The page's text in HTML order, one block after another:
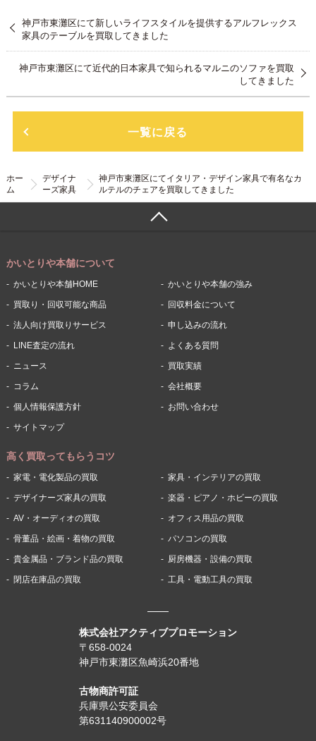
神戸市東灘区にて新しいライフスタイルを提供するアルフレックス
家具のテーブルを買取してきました
神戸市東灘区にて近代的日本家具で知られるマルニのソファを買取
してきました
一覧に戻る
ホー
ム
デザイナ
ーズ家具
神戸市東灘区にてイタリア・デザイン家具で有名なカ
ルテルのチェアを買取してきました
株式会社アクティブプロモーション
〒658-0024
神戸市東灘区魚崎浜20番地
古物商許可証
兵庫県公安委員会
第631140900002号
かいとりや本舗について
かいとりや本舗HOME かいとりや本舗の強み
買取り・回収可能な商品 回収料金について
法人向け買取りサービス 申し込みの流れ
LINE査定の流れ よくある質問
ニュース 買取実績
コラム 会社概要
個人情報保護方針 お問い合わせ
サイトマップ
高く買取ってもらうコツ
家電・電化製品の買取 家具・インテリアの買取
デザイナーズ家具の買取 楽器・ピアノ・ホビーの買取
AV・オーディオの買取 オフィス用品の買取
骨董品・絵画・着物の買取 パソコンの買取
貴金属品・ブランド品の買取 厨房機器・設備の買取
閉店在庫品の買取 工具・電動工具の買取